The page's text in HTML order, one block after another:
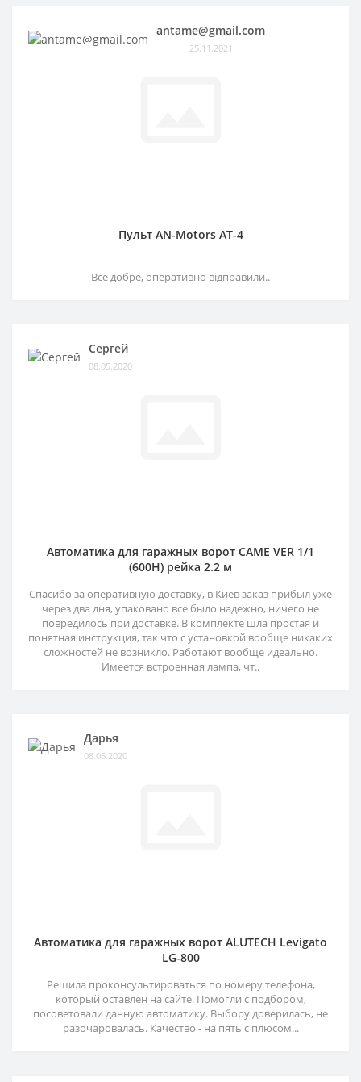
antame@gmail.com
25.11.2021
Пульт AN-Motors AT-4
Все добре, оперативно відправили..
Сергей
08.05.2020
Автоматика для гаражных ворот CAME VER 1/1
(600H) рейка 2.2 м
Спасибо за оперативную доставку, в Киев заказ прибыл уже
через два дня, упаковано все было надежно, ничего не
повредилось при доставке. В комплекте шла простая и
понятная инструкция, так что с установкой вообще никаких
сложностей не возникло. Работают вообще идеально.
Имеется встроенная лампа, чт..
Дарья
08.05.2020
Автоматика для гаражных ворот ALUTECH Levigato
LG-800
Решила проконсультироваться по номеру телефона,
который оставлен на сайте. Помогли с подбором,
посоветовали данную автоматику. Выбору доверилась, не
разочаровалась. Качество - на пять с плюсом...